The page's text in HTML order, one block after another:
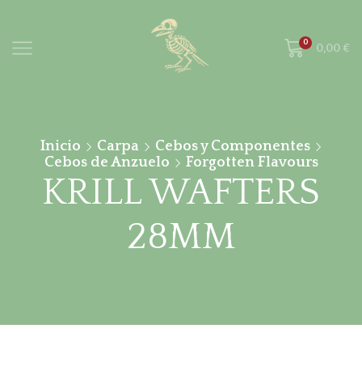
0 0,00 €
Inicio Carpa
Cebos y Componentes
Cebos de Anzuelo
Forgotten Flavours
KRILL WAFTERS
28MM